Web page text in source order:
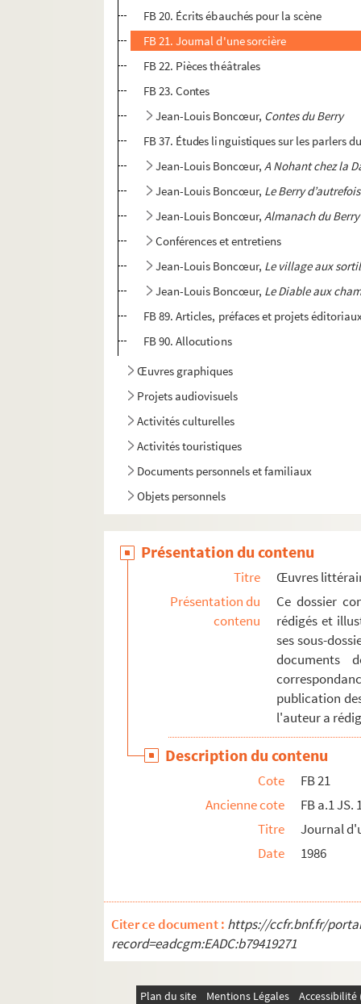
FB 20. Écrits ébauchés pour la scène
FB 21. Journal d'une sorcière
FB 22. Pièces théâtrales
FB 23. Contes
Jean-Louis Boncœur, Contes du Berry
FB 37. Études linguistiques sur les parlers
Jean-Louis Boncœur,A Nohant chez la
Jean-Louis Boncœur, Le Berry d’autrefois
Jean-Louis Boncœur,Almanach du Berry
Conférences et entretiens
Jean-Louis Boncœur, Le village aux
Jean-Louis Boncœur, Le Diable aux
FB 89. Articles, préfaces et projets
FB 90. Allocutions
Œuvres graphiques
Projets audiovisuels
Activités culturelles
Activités touristiques
Documents personnels et familiaux
Objets personnels
Présentation du contenu
Titre
Œuvres
Présentation du
contenu
Ce dossier
rédigés et
ses sous-
documents
publication
l'auteur a
Description du contenu
Cote
FB 21
Ancienne cote
FB a.1 JS.
Titre
Journal
Date
1986
Citer ce document : https://ccfr.bnf.fr/
record=eadcgm:EADC:b79419271
Plan du site Mentions Légales